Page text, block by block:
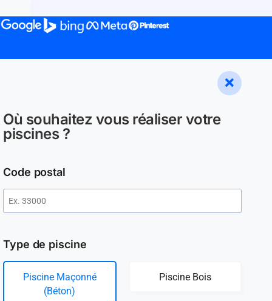
Où souhaitez vous réaliser votre
piscines ?
Code postal
Type de piscine
Piscine Maçonné
(Béton)
Piscine Bois